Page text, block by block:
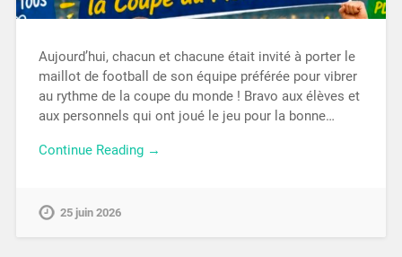
Aujourd’hui, chacun et chacune était invité à porter le
maillot de football de son équipe préférée pour vibrer
au rythme de la coupe du monde ! Bravo aux élèves et
aux personnels qui ont joué le jeu pour la bonne…
Continue Reading →
25 juin 2026